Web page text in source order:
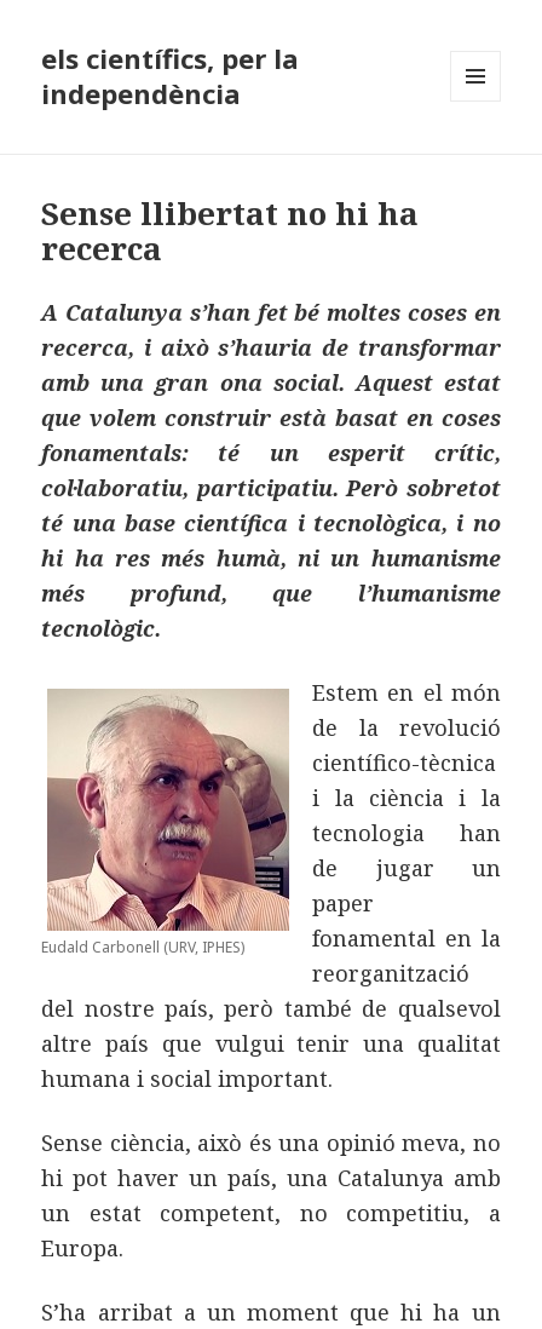
els científics, per la
independència
Sense llibertat no hi ha
recerca
A Catalunya s’han fet bé moltes coses en
recerca, i això s’hauria de transformar
amb una gran ona social. Aquest estat
que volem construir està basat en coses
fonamentals: té un esperit crític,
col·laboratiu, participatiu. Però sobretot
té una base científica i tecnològica, i no
hi ha res més humà, ni un humanisme
més profund, que l’humanisme
tecnològic.
Eudald Carbonell (URV, IPHES)
Estem en el món
de la revolució
científico-tècnica
i la ciència i la
tecnologia han
de jugar un
paper
fonamental en la
reorganització
del nostre país, però també de qualsevol
altre país que vulgui tenir una qualitat
humana i social important.
Sense ciència, això és una opinió meva, no
hi pot haver un país, una Catalunya amb
un estat competent, no competitiu, a
Europa.
S’ha arribat a un moment que hi ha un